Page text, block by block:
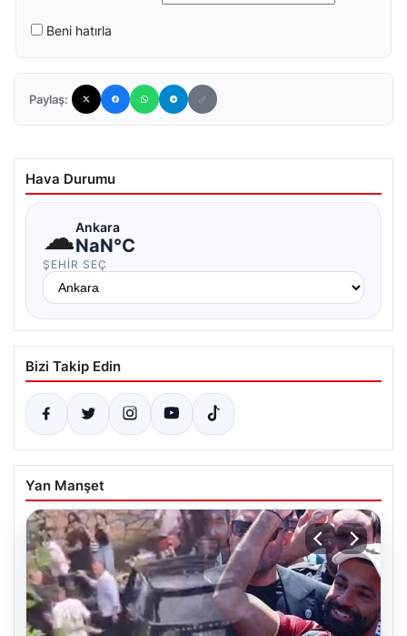
Beni hatırla
Paylaş:
Hava Durumu
☁Ankara
NaN°C
ŞEHIR SEÇ
Bizi Takip Edin
Yan Manşet